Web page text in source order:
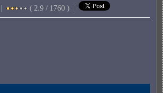
| ( 2.9 / 1760 ) |